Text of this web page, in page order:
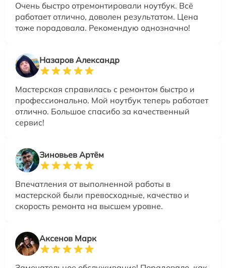
Очень быстро отремонтировали ноутбук. Всё
работает отлично, доволен результатом. Цена
тоже порадовала. Рекомендую однозначно!
Назаров Александр
Мастерская справилась с ремонтом быстро и
профессионально. Мой ноутбук теперь работает
отлично. Большое спасибо за качественный
сервис!
Зиновьев Артём
Впечатления от выполненной работы в
мастерской были превосходные, качество и
скорость ремонта на высшем уровне.
Аксенов Марк